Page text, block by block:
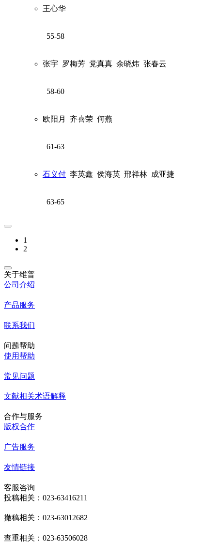
王心华
55-58
张宇 罗梅芳 党真真 余晓炜 张春云
58-60
欧阳月 齐喜荣 何燕
61-63
石义付 李英鑫 侯海英 邢祥林 成亚捷
63-65
1
2
关于维普
公司介绍
产品服务
联系我们
问题帮助
使用帮助
常见问题
文献相关术语解释
合作与服务
版权合作
广告服务
友情链接
客服咨询
投稿相关：023-63416211
撤稿相关：023-63012682
查重相关：023-63506028